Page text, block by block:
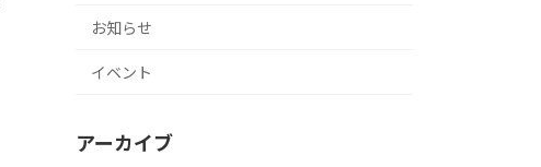
お知らせ
イベント
アーカイブ